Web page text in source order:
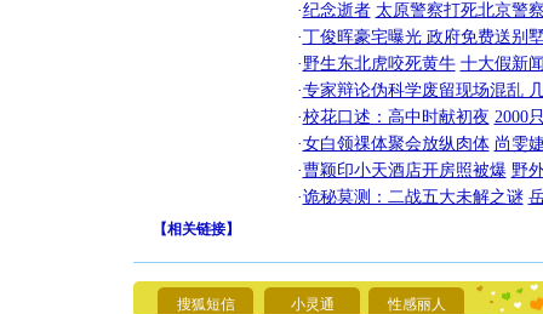
·纪念逝者 太原警察打死北京警
·丁俊晖豪宅曝光 政府免费送别
·野生东北虎咬死黄牛 十大假新
·专家辩论伪科学废留现场混乱
·校花口述：高中时献初夜 2000
·女白领祼体聚会放纵肉体 尚雯
·曹颖印小天酒店开房照被爆 野
·诡秘莫测：二战五大未解之谜
【相关链接】
搜狐短信 小灵通 性感丽人
你太多，
要平安！
[圣诞节]